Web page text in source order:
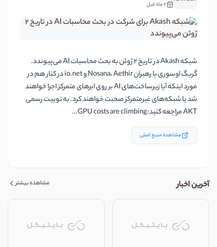
2 ماه قبل
شبکه Akash در تاریخ ۲ ژوئن به بحث محاسبات AI می‌پیوندد.
گریگ اوسوری با رهبران Nosana، Aethir و io.net در کنار هم در
مورد اینکه آیا زیرساخت‌های AI بر روی ابرهای متمرکز اجرا خواهند
شد یا شبکه‌های غیرمتمرکز صحبت خواهند کرد. به توییت رسمی
AKT مراجعه کنید:GPU costs are climbing…
مشاهده منبع اصلی
آخرین اخبار مشاهده بیشتر